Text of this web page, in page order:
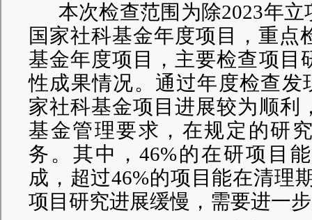
本次检查范围为除2023年
国家社科基金年度项目，重点
基金年度项目，主要检查项目
性成果情况。通过年度检查发
家社科基金项目进展较为顺利
基金管理要求，在规定的研
务。其中，46%的在研项目
成，超过46%的项目能在清理
项目研究进展缓慢，需要进一